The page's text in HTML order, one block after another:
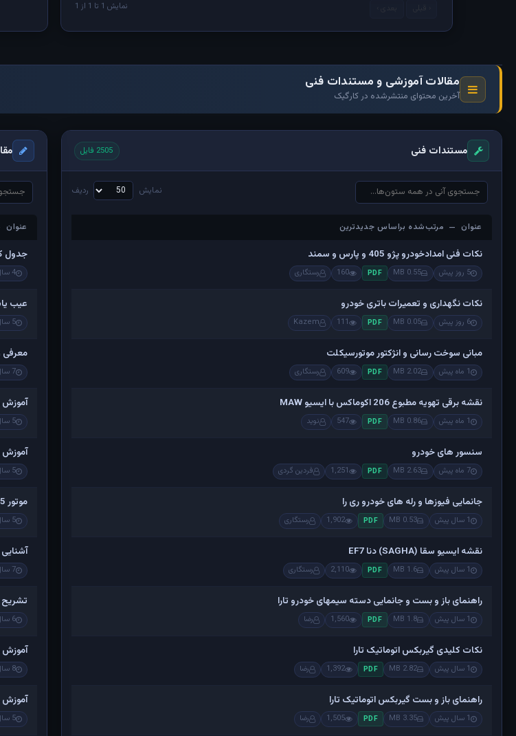
نمایش 1 تا 1 از 1
مقالات آموزشی و مستندات فنی
آخرین محتوای منتشرشده در کارگیک
مستندات فنی 2505 فایل
نمایش ردیف
عنوان — مرتب‌شده براساس جدیدترین
عنوان — مرتب‌شده براساس جدیدترین
نکات فنی امدادخودرو پژو 405 و پارس و سمند
5 روز پیش 0.55 MB
PDF
160 رستگاری
نکات نگهداری و تعمیرات باتری خودرو
6 روز پیش 0.05 MB
PDF
111
Kazem
مبانی سوخت رسانی و انژکتور موتورسیکلت
1 ماه پیش 2.02 MB
PDF
609 رستگاری
نقشه برقی تهویه مطبوع 206 اکوماکس با ایسیو MAW
1 ماه پیش 0.86 MB
PDF
547 نوید
سنسور های خودرو
7 ماه پیش 2.63 MB
PDF
1,251 فردین گردی
جانمایی فیوزها و رله های خودرو ری را
1 سال پیش 0.53 MB
PDF
1,902 رستگاری
نقشه ایسیو سقا (SAGHA) دنا EF7
1 سال پیش 1.6 MB
PDF
2,110 رستگاری
راهنمای باز و بست و جانمایی دسته سیمهای خودرو تارا
1 سال پیش 1.8 MB
PDF
1,560 رضا
نکات کلیدی گیربکس اتوماتیک تارا
1 سال پیش 2.82 MB
PDF
1,392 رضا
راهنمای باز و بست گیربکس اتوماتیک تارا
1 سال پیش 3.35 MB
PDF
1,505 رضا
عنوان
جدول
4 سال پیش
عیب
5 سال پیش
معرفی
7 سال پیش
آموزش
5 سال پیش
آموزش
5 سال پیش
موتور TU5 :معرفی ، مشخصات و فیلم کامل تشریح اجزاء و باز کردن
5 سال پیش
7 سال پیش
تشریح
6 سال پیش
آموزش
8 سال پیش
آموزش
5 سال پیش